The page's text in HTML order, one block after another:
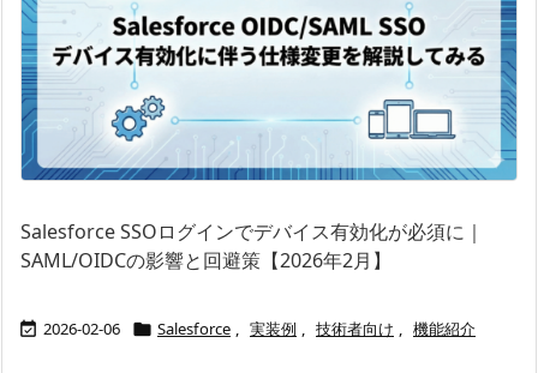
Salesforce SSOログインでデバイス有効化が必須に｜
SAML/OIDCの影響と回避策【2026年2月】
 2026-02-06  Salesforce , 実装例 , 技術者向け , 機能紹介